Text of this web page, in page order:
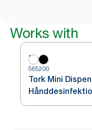
Works with
565200
Tork Mini